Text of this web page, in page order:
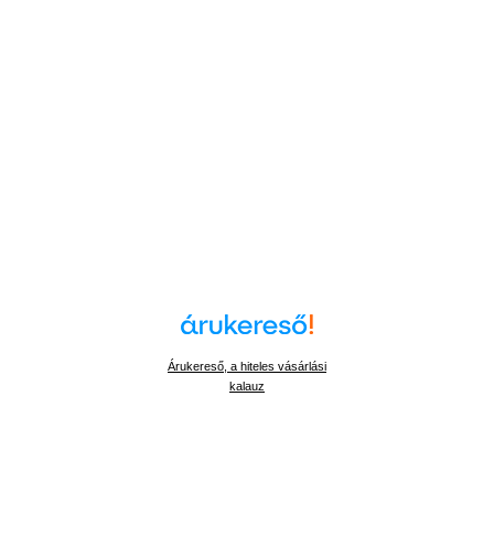
Árukereső, a hiteles vásárlási
kalauz